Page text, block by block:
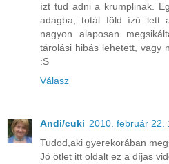
ízt tud adni a krumplinak.
adagba, totál föld ízű lett
nagyon alaposan
tárolási hibás lehetett, vagy
:S
Válasz
Andi/cuki 2010. február 22.
Tudod,aki gyerekorában
Jó ötlet itt oldalt ez a díjas